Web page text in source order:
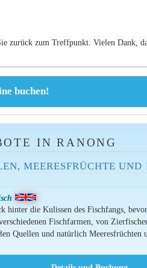
zurück zum Treffpunkt. Vielen Dank,
IN RANONG
MEERESFRÜCHTE UND
hinter die Kulissen des Fischfangs,
Fischfarmen, von
Quellen und natürlich Meeresfrüchten